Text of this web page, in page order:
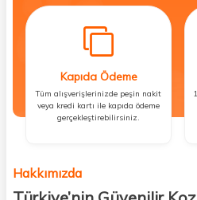
Kapıda Ödeme
Tüm alışverişlerinizde peşin nakit
veya kredi kartı ile kapıda ödeme
gerçekleştirebilirsiniz.
Hakkımızda